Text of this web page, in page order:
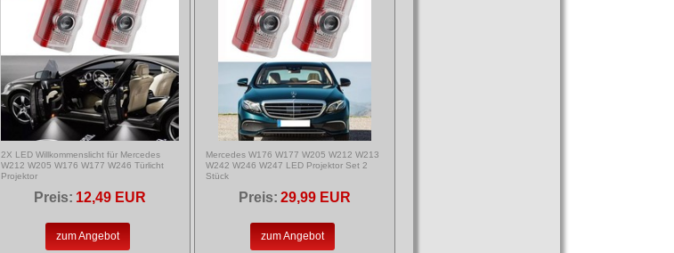
2X LED Willkommenslicht für Mercedes
W212 W205 W176 W177 W246 Türlicht
Projektor
Preis: 12,49 EUR
zum Angebot
Mercedes W176 W177 W205 W212 W213
W242 W246 W247 LED Projektor Set 2
Stück
Preis: 29,99 EUR
zum Angebot